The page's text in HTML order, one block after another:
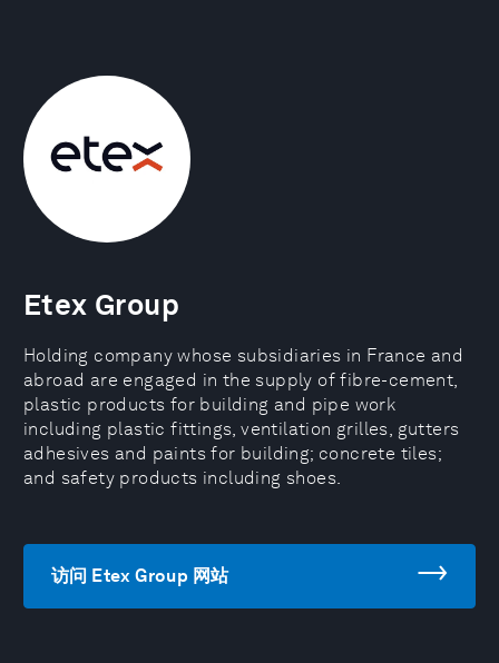
Etex Group
Holding company whose subsidiaries in France and
abroad are engaged in the supply of fibre-cement,
plastic products for building and pipe work
including plastic fittings, ventilation grilles, gutters
adhesives and paints for building; concrete tiles;
and safety products including shoes.
访问 Etex Group 网站